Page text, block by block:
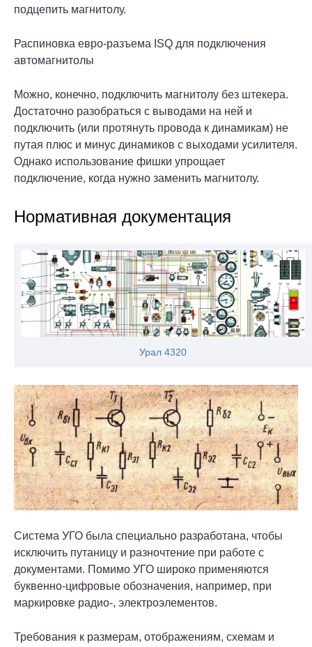
подцепить магнитолу.
Распиновка евро-разъема ISQ для подключения
автомагнитолы
Можно, конечно, подключить магнитолу без штекера.
Достаточно разобраться с выводами на ней и
подключить (или протянуть провода к динамикам) не
путая плюс и минус динамиков с выходами усилителя.
Однако использование фишки упрощает
подключение, когда нужно заменить магнитолу.
Нормативная документация
Урал 4320
Система УГО была специально разработана, чтобы
исключить путаницу и разночтение при работе с
документами. Помимо УГО широко применяются
буквенно-цифровые обозначения, например, при
маркировке радио-, электроэлементов.
Требования к размерам, отображениям, схемам и